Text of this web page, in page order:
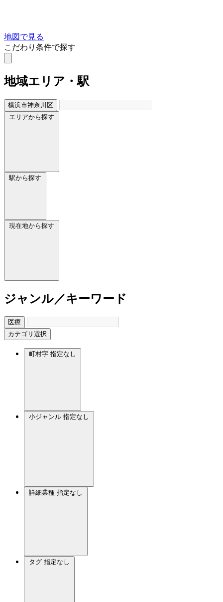
地図で見る
こだわり条件で探す
地域エリア・駅
横浜市神奈川区
エリアから探す
駅から探す
現在地から探す
ジャンル／キーワード
医療
カテゴリ選択
町村字 指定なし
小ジャンル 指定なし
詳細業種 指定なし
タグ 指定なし